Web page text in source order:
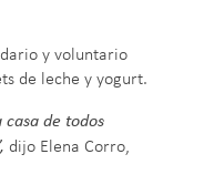
y voluntario
de leche y yogurt.
de todos
dijo Elena Corro,